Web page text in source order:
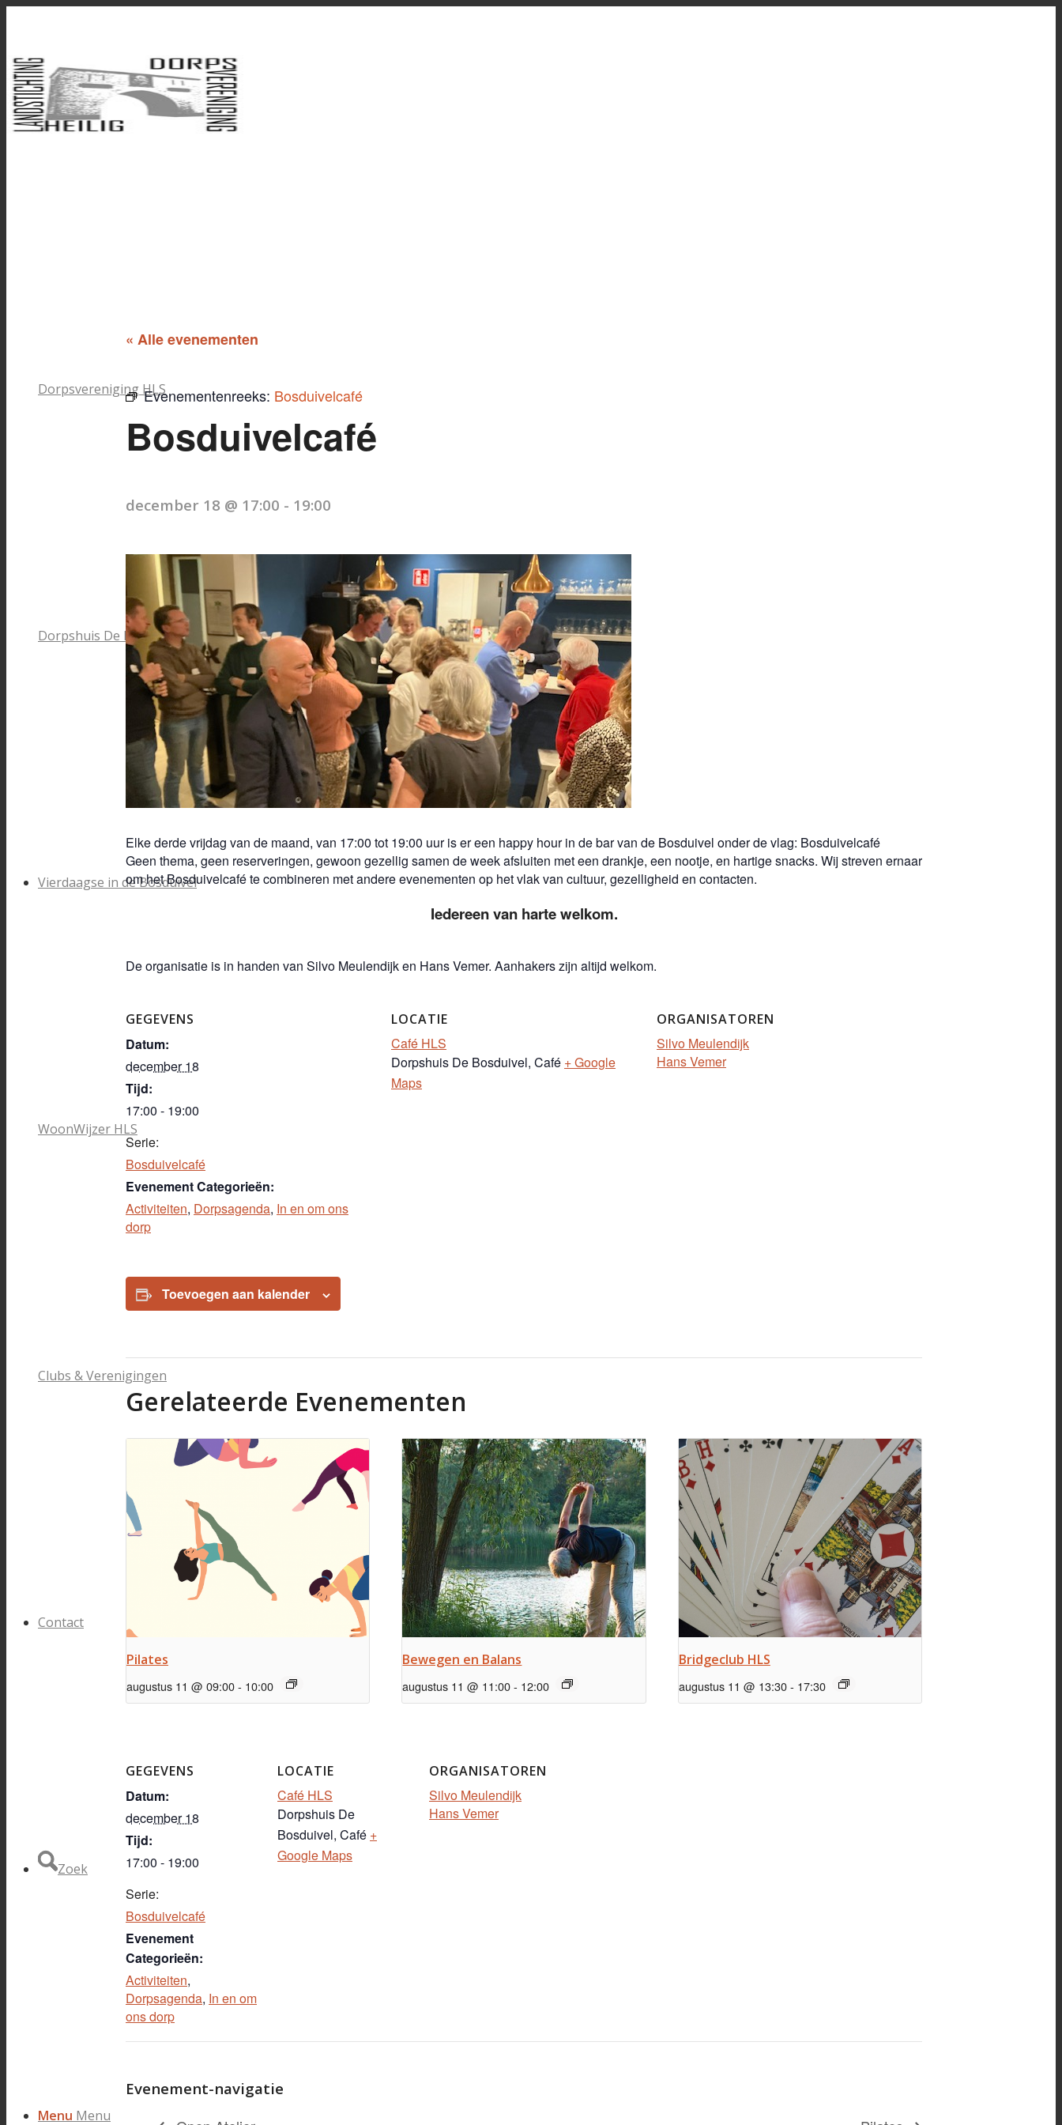
Dorpsvereniging HLS
Dorpshuis De Bosduivel
Vierdaagse in de Bosduivel
WoonWijzer HLS
Clubs & Verenigingen
Contact
Zoek
Menu Menu
« Alle evenementen
Evenementenreeks: Bosduivelcafé
Bosduivelcafé
december 18 @ 17:00 - 19:00
Elke derde vrijdag van de maand, van 17:00 tot 19:00 uur is er een happy hour in de bar van de Bosduivel onder de vlag: Bosduivelcafé
Geen thema, geen reserveringen, gewoon gezellig samen de week afsluiten met een drankje, een nootje, en hartige snacks. Wij streven ernaar
om het Bosduivelcafé te combineren met andere evenementen op het vlak van cultuur, gezelligheid en contacten.
Iedereen van harte welkom.
De organisatie is in handen van Silvo Meulendijk en Hans Vemer. Aanhakers zijn altijd welkom.
GEGEVENS
Datum:
december 18
Tijd:
17:00 - 19:00
Serie:
Bosduivelcafé
Evenement Categorieën:
Activiteiten, Dorpsagenda, In en om ons
dorp
LOCATIE
Café HLS
Dorpshuis De Bosduivel, Café + Google
Maps
ORGANISATOREN
Silvo Meulendijk
Hans Vemer
Toevoegen aan kalender
Gerelateerde Evenementen
Pilates
augustus 11 @ 09:00- 10:00
Bewegen en Balans
augustus 11 @ 11:00 - 12:00
Bridgeclub HLS
augustus 11 @ 13:30- 17:30
GEGEVENS
Datum:
december 18
Tijd:
17:00 - 19:00
Serie:
Bosduivelcafé
Evenement
Categorieën:
Activiteiten,
Dorpsagenda, In en om
ons dorp
LOCATIE
Café HLS
Dorpshuis De
Bosduivel, Café +
Google Maps
ORGANISATOREN
Silvo Meulendijk
Hans Vemer
Evenement-navigatie